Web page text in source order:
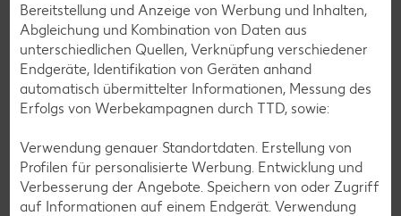
Glutenfreie Rezepte
Wer auf Gluten verzichtet, muss nicht automatisch auf
Vielfalt und Geschmack verzichten. Ob süß oder herzhaft –
mit unseren glutenfreien Rezepten zauberst du dir Gerichte,
die nicht nur verträglich, sondern auch richtig lecker sind.
Bereitstellung und Anzeige von Werbung und Inhalten,
Abgleichung und Kombination von Daten aus
unterschiedlichen Quellen, Verknüpfung verschiedener
Endgeräte, Identifikation von Geräten anhand
automatisch übermittelter Informationen, Messung des
Erfolgs von Werbekampagnen durch TTD, sowie:
Verwendung genauer Standortdaten. Erstellung von
Profilen für personalisierte Werbung. Entwicklung und
Verbesserung der Angebote. Speichern von oder Zugriff
auf Informationen auf einem Endgerät. Verwendung